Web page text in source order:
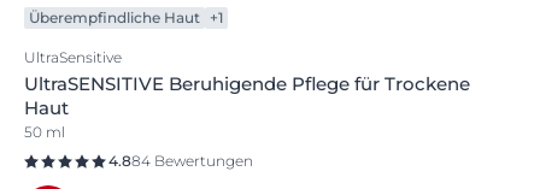
Überempfindliche Haut +1
UltraSensitive
UltraSENSITIVE Beruhigende Pflege für Trockene
Haut
50 ml
4.884 Bewertungen